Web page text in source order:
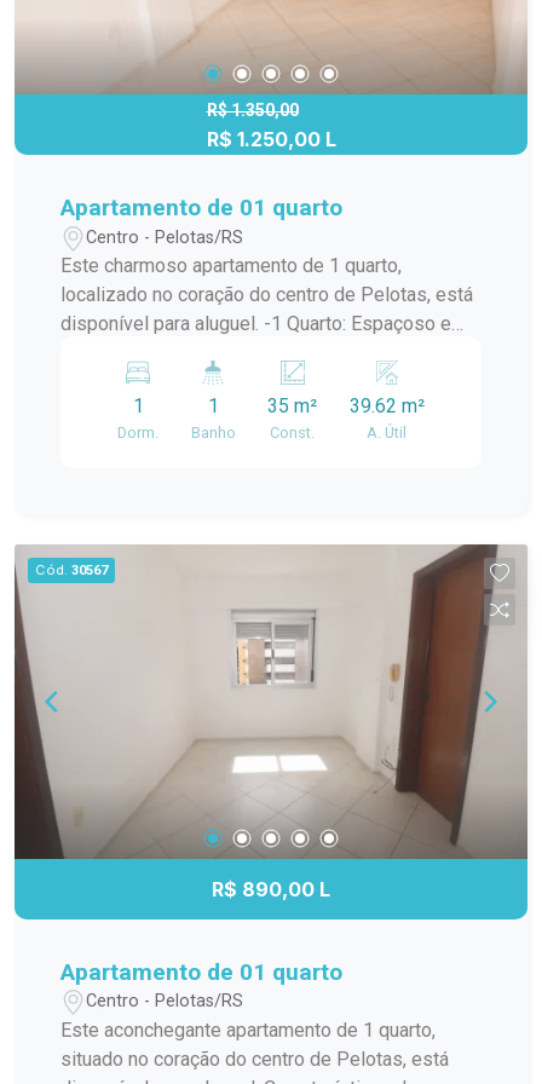
R$ 1.350,00
R$ 1.250,00 L
Apartamento de 01 quarto
Centro - Pelotas/RS
Este charmoso apartamento de 1 quarto,
localizado no coração do centro de Pelotas, está
disponível para aluguel. -1 Quarto: Espaçoso e
Banheiro: Possui comodidades modernas e um
box de vidro. -Piso Frio: Fácil de limpar e manter.
-Vaga de Garagem: Opcional, com um custo
opções de transporte público, tornando-o ideal
para quem busca conveniência e comodidade.
Não perca a chance de viver no coração da
cidade. Agende uma visita agora mesmo e
descubra todas as vantagens deste imóvel!
1
Dorm.
1
Banho
35 m²
Const.
39.62 m²
A. Útil
Cód. 30567
R$ 890,00 L
Apartamento de 01 quarto
Centro - Pelotas/RS
Este aconchegante apartamento de 1 quarto,
situado no coração do centro de Pelotas, está